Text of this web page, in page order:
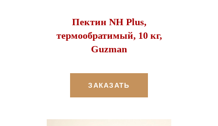
Пектин NH Plus,
термообратимый, 10 кг,
Guzman
ЗАКАЗАТЬ